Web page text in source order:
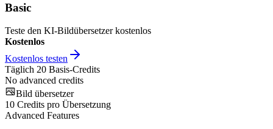
Basic
Teste den KI-Bildübersetzer kostenlos
Kostenlos
Kostenlos testen
Täglich 20 Basis-Credits
No advanced credits
Bild übersetzer
10 Credits pro Übersetzung
Advanced Features